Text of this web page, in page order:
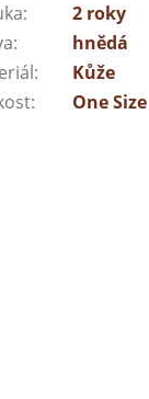
:
2 roky
:
hnědá
:
Kůže
: One Size